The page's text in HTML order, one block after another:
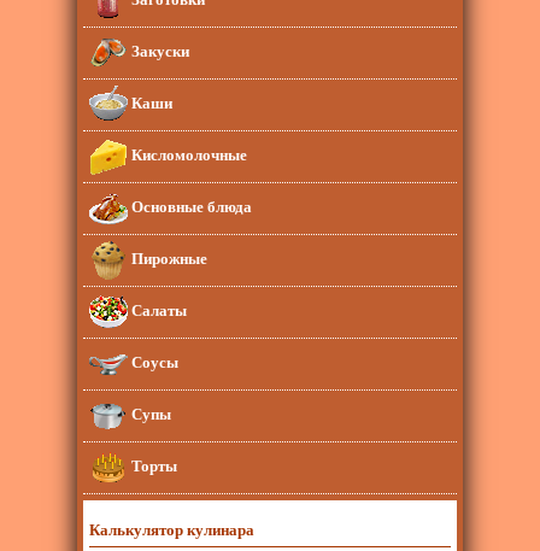
Закуски
Каши
Кисломолочные
Основные блюда
Пирожные
Салаты
Соусы
Супы
Торты
Калькулятор кулинара